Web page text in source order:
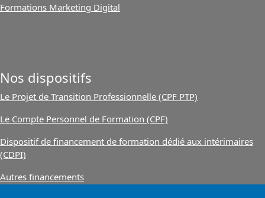
Formations Marketing Digital
Nos dispositifs
Le Projet de Transition Professionnelle (CPF PTP)
Le Compte Personnel de Formation (CPF)
Dispositif de financement de formation dédié aux intérimaires
(CDPI)
Autres financements